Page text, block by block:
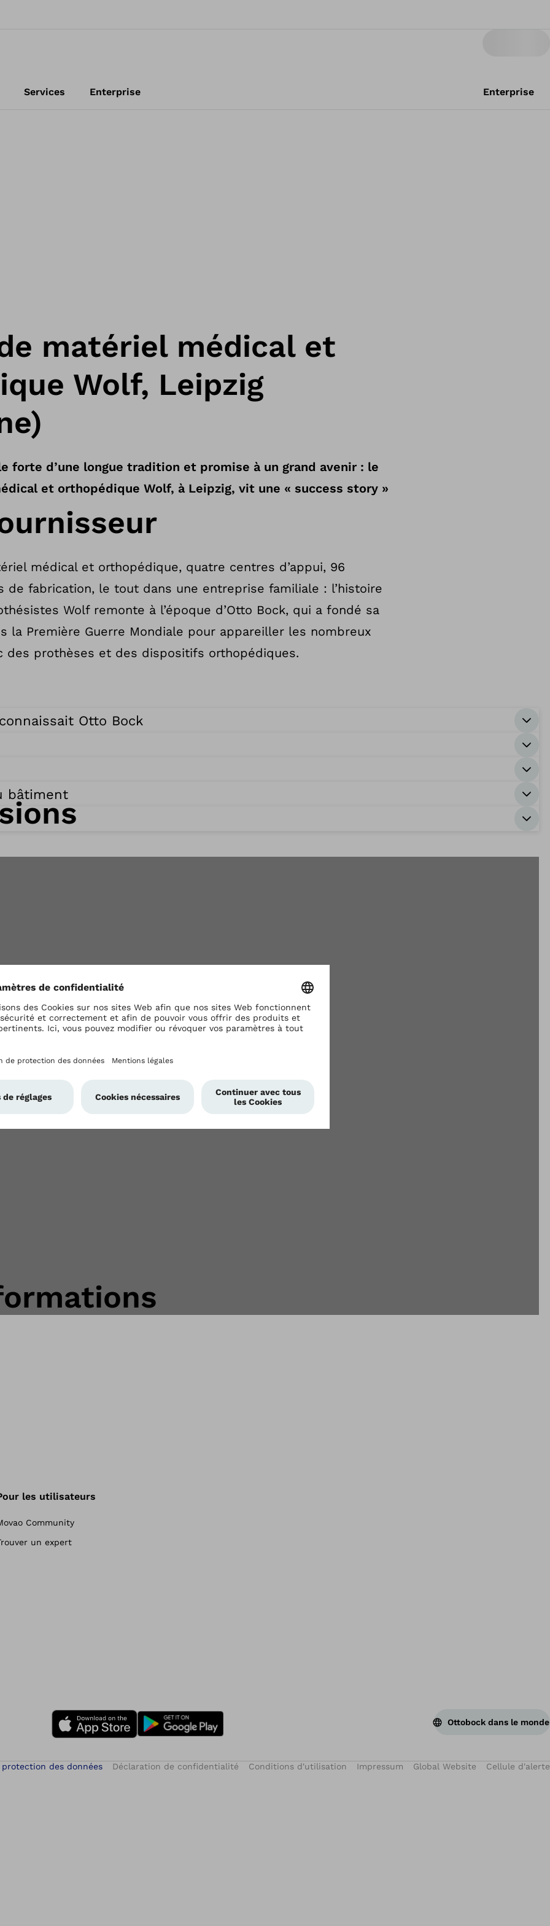
Services Enterprise Enterprise
matériel médical et
Wolf, Leipzig
forte d’une longue tradition et promise à un grand avenir : le
et orthopédique Wolf, à Leipzig, vit une « success story »
médical et orthopédique, quatre centres d’appui, 96
de fabrication, le tout dans une entreprise familiale : l’histoire
Wolf remonte à l’époque d’Otto Bock, qui a fondé sa
la Première Guerre Mondiale pour appareiller les nombreux
des prothèses et des dispositifs orthopédiques.
Otto Bock
bâtiment
les utilisateurs
Community
un expert
Ottobock dans le monde
des données Déclaration de confidentialité Conditions d'utilisation Impressum Global Website Cellule d'alerte